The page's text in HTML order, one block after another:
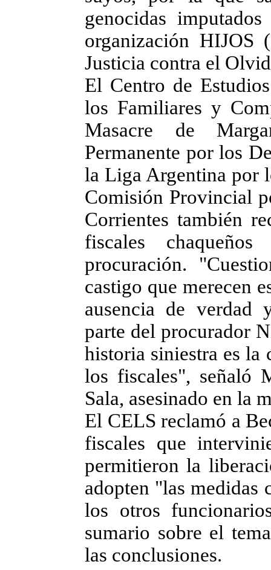
genocidas
organización
Justicia contra el
El Centro de
los Familiares y
Masacre de
Permanente por los
la Liga Argentina por
Comisión Provincial
Corrientes también
fiscales
procuración.
castigo que merecen
ausencia de verdad
parte del procurador
historia siniestra es la
los fiscales", señaló
Sala, asesinado en la
El CELS reclamó a
fiscales que
permitieron la
adopten "las medidas
los otros
sumario sobre el
las conclusiones.